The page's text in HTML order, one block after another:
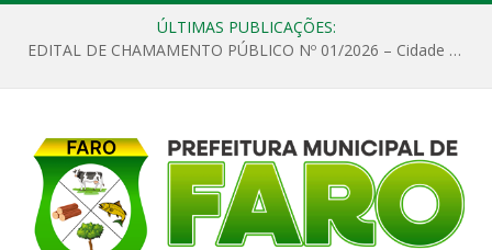
ÚLTIMAS PUBLICAÇÕES:
EDITAL DE CHAMAMENTO PÚBLICO Nº 01/2026 – Cidade de Faro